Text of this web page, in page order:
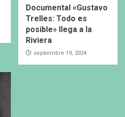
Documental «Gustavo
Trelles: Todo es
posible» llega a la
Riviera
septiembre 19, 2024